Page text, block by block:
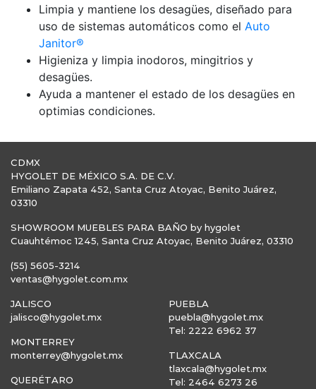
Limpia y mantiene los desagües, diseñado para
uso de sistemas automáticos como el Auto
Janitor®
Higieniza y limpia inodoros, mingitrios y
desagües.
Ayuda a mantener el estado de los desagües en
optimias condiciones.
CDMX
HYGOLET DE MÉXICO S.A. DE C.V.
Emiliano Zapata 452, Santa Cruz Atoyac, Benito Juárez,
03310
SHOWROOM MUEBLES PARA BAÑO by hygolet
Cuauhtémoc 1245, Santa Cruz Atoyac, Benito Juárez, 03310
(55) 5605-3214
ventas@hygolet.com.mx
JALISCO
jalisco@hygolet.mx
MONTERREY
monterrey@hygolet.mx
QUERÉTARO
PUEBLA
puebla@hygolet.mx
Tel: 2222 6962 37
TLAXCALA
tlaxcala@hygolet.mx
Tel: 2464 6273 26